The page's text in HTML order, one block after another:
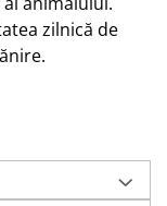
zilnică de